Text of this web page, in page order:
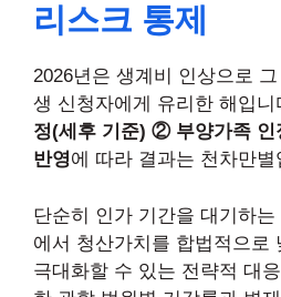
리스크 통제
2026년은 생계비 인상으로
생 신청자에게 유리한 해입니
정(세후 기준) ② 부양가족
반영에 따라 결과는 천차만별
단순히 인가 기간을 대기하
에서 청산가치를 합법적으로
극대화할 수 있는 전략적 대